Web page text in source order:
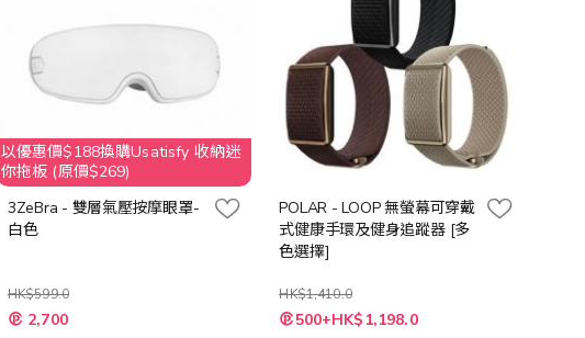
以優惠價$188換購Usatisfy 收納迷
你拖板 (原價$269)
3ZeBra - 雙層氣壓按摩眼罩-
白色
HK$599.0
特
殊 2,700
POLAR - LOOP 無螢幕可穿戴
式健康手環及健身追蹤器 [多
色選擇]
HK$1,410.0
500+HK$1,198.0